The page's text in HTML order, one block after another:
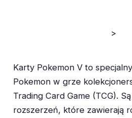
>
Karty Pokemon V to
Pokemon w grze
Trading Card Game (TCG).
rozszerzeń, które zawierają